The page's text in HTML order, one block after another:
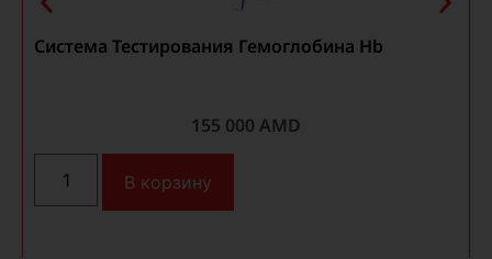
Система Тестирования Гемоглобина Hb
155 000 AMD
В корзину